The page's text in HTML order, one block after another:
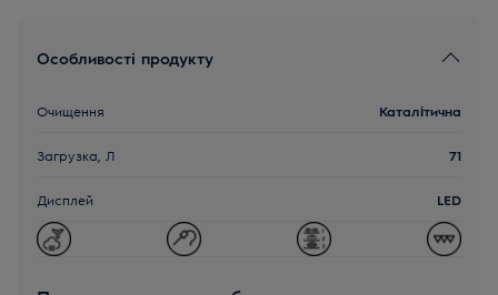
Особливості продукту
Очищення Каталітична
Загрузка, Л 71
Дисплей LED